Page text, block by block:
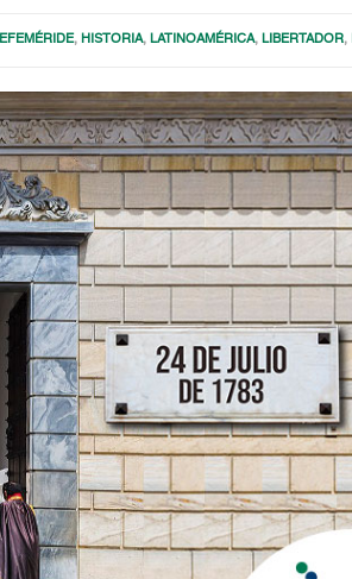
EFEMÉRIDE, HISTORIA, LATINOAMÉRICA, LIBERTADOR,